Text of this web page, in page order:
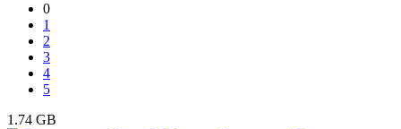
0
1
2
3
4
5
1.74 GB